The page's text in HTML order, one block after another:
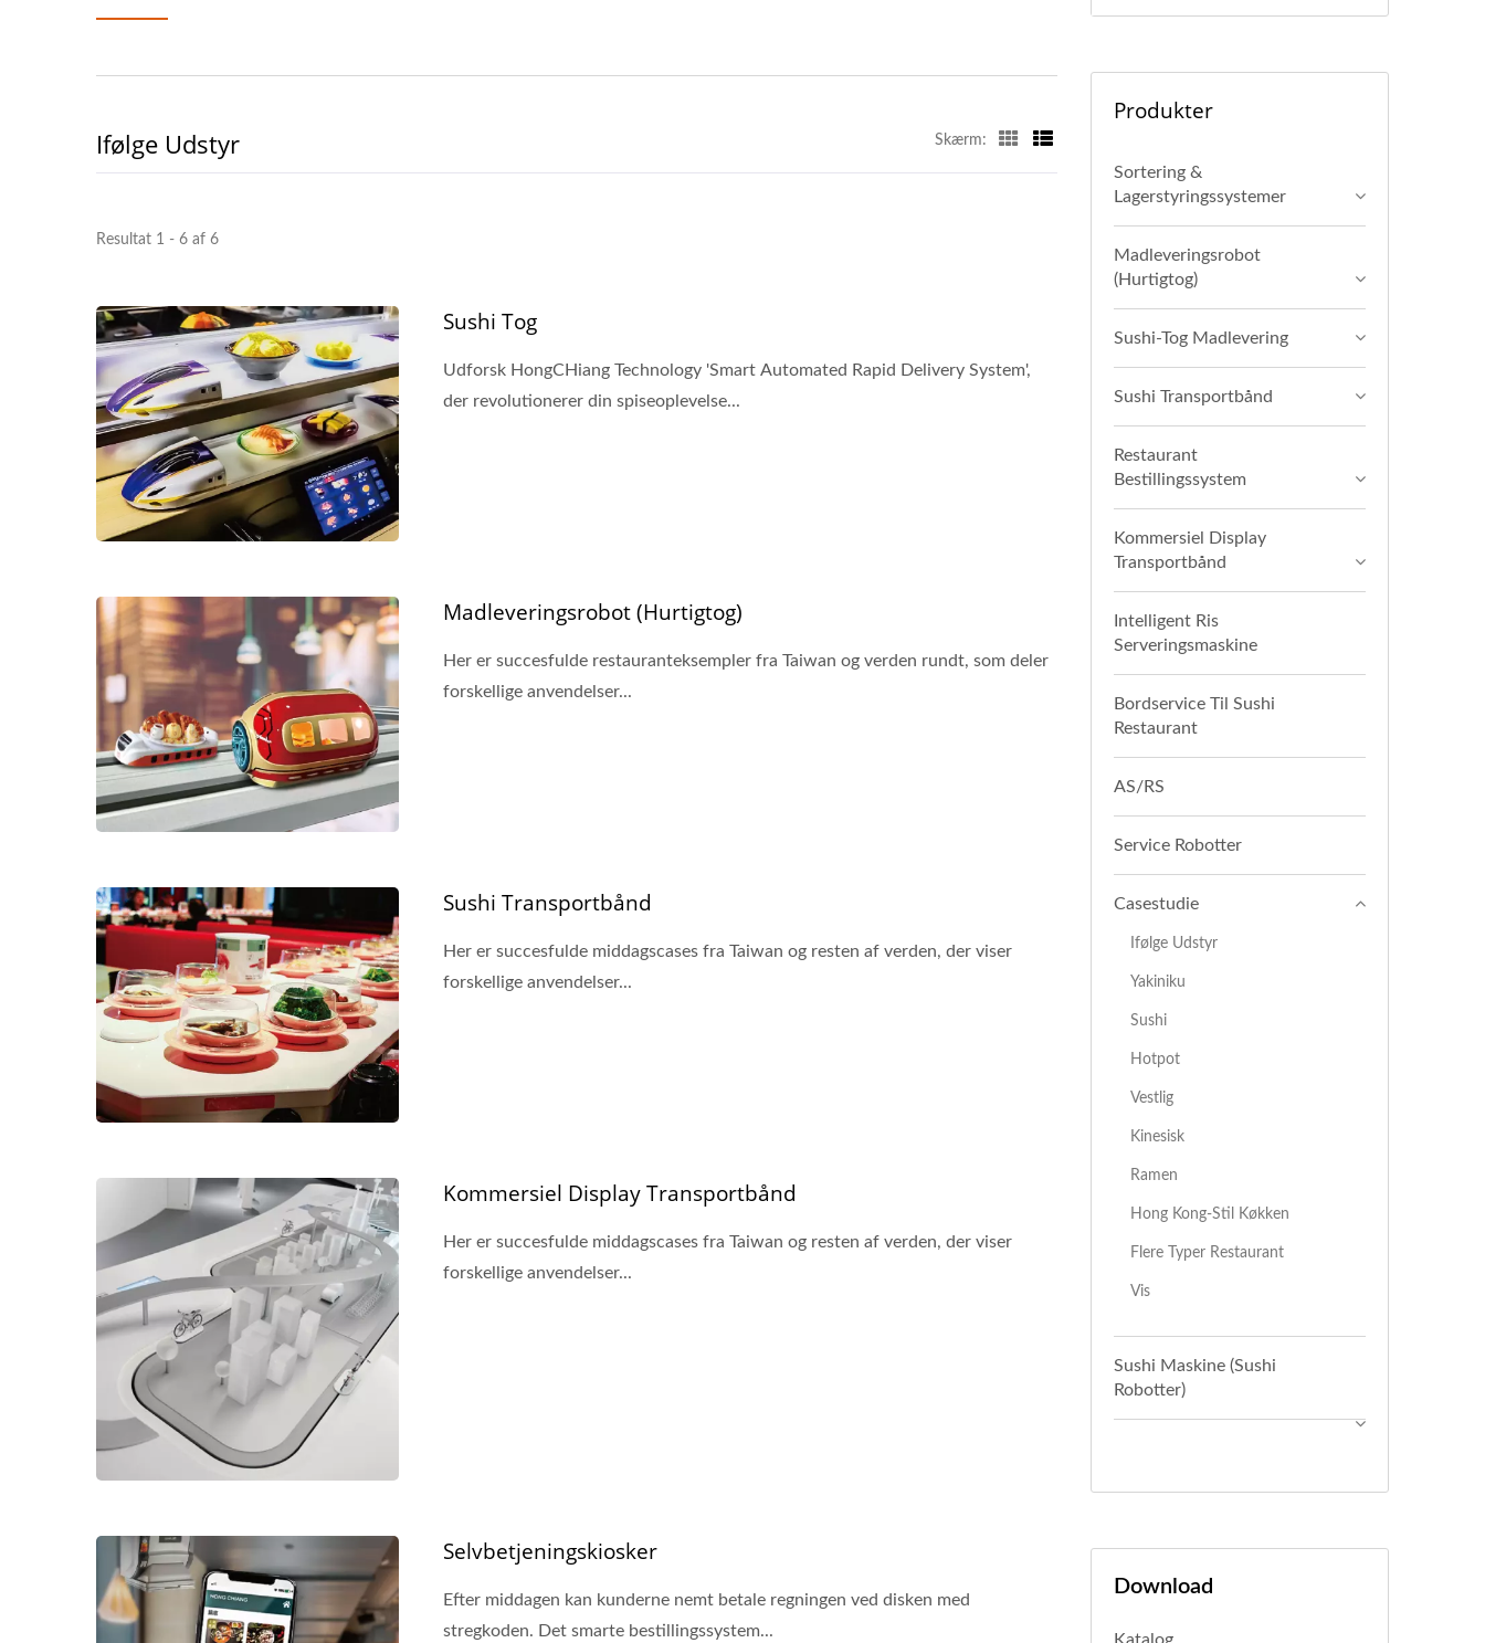
Ifølge Udstyr Skærm:
Resultat 1 - 6 af 6
Sushi Tog
Udforsk HongCHiang Technology 'Smart Automated Rapid Delivery System',
der revolutionerer din spiseoplevelse...
Madleveringsrobot (Hurtigtog)
Her er succesfulde restauranteksempler fra Taiwan og verden rundt, som deler
forskellige anvendelser...
Sushi Transportbånd
Her er succesfulde middagscases fra Taiwan og resten af verden, der viser
forskellige anvendelser...
Kommersiel Display Transportbånd
Her er succesfulde middagscases fra Taiwan og resten af verden, der viser
forskellige anvendelser...
Selvbetjeningskiosker
Efter middagen kan kunderne nemt betale regningen ved disken med
stregkoden. Det smarte bestillingssystem...
Produkter
Sortering &
Lagerstyringssystemer
Madleveringsrobot
(Hurtigtog)
Sushi-Tog Madlevering
Sushi Transportbånd
Restaurant
Bestillingssystem
Kommersiel Display
Transportbånd
Intelligent Ris
Serveringsmaskine
Bordservice Til Sushi
Restaurant
AS/RS
Service Robotter
Casestudie
Ifølge Udstyr
Yakiniku
Sushi
Hotpot
Vestlig
Kinesisk
Ramen
Hong Kong-Stil Køkken
Flere Typer Restaurant
Vis
Sushi Maskine (Sushi
Robotter)
Download